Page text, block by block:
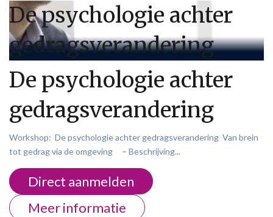
De psychologie achter
gedragsverandering
De psychologie achter
gedragsverandering
Workshop: De psychologie achter gedragsverandering Van brein
tot gedrag via de omgeving – Beschrijving...
Direct aanmelden
Meer informatie